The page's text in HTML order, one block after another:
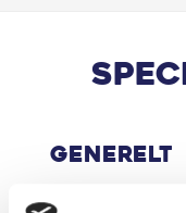
Armlæn
Bakkamera
Generelt